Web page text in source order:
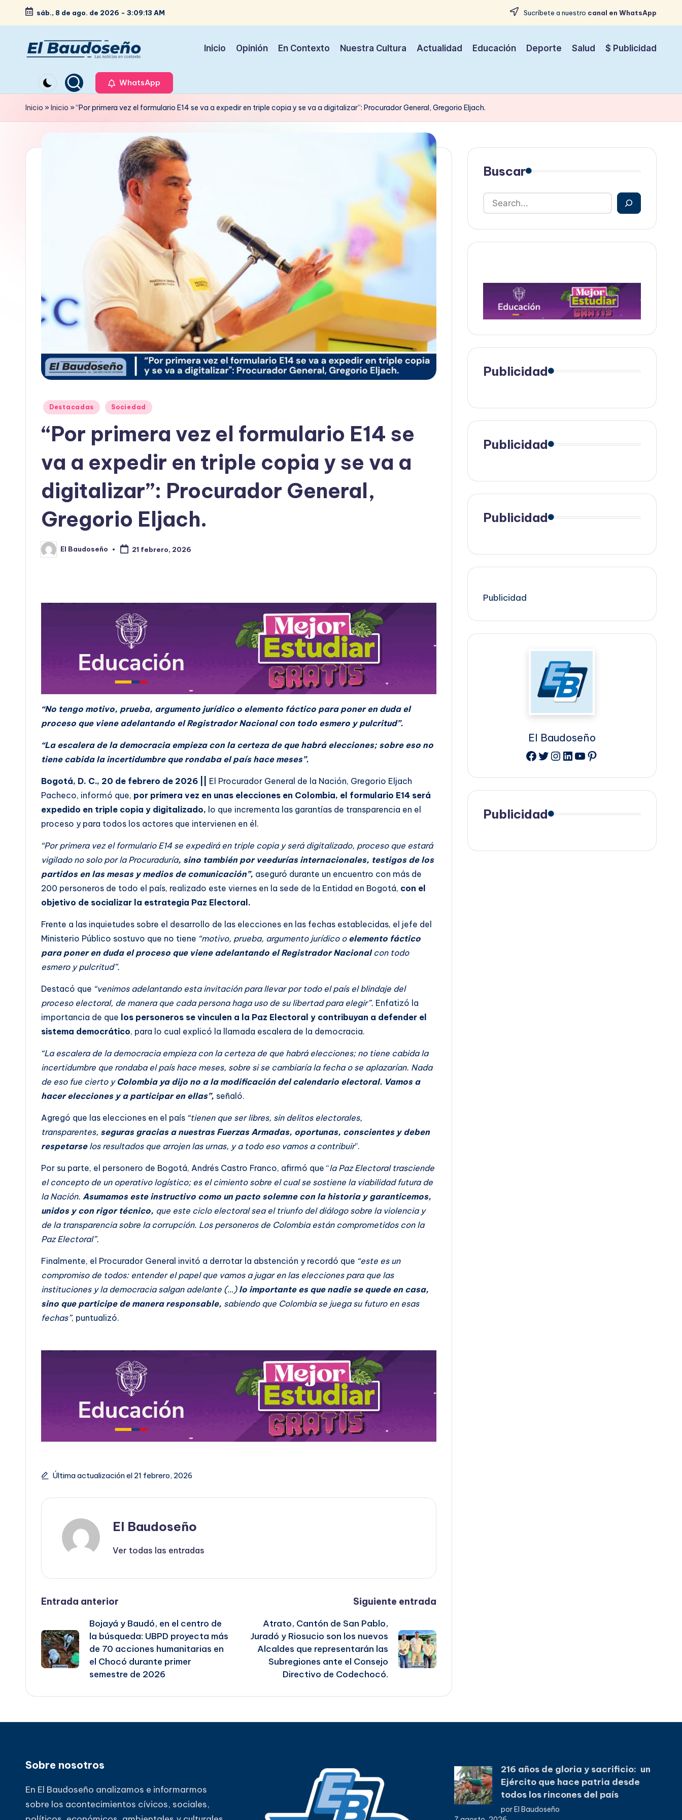
Saltar
contenido
sáb., 8 de ago. de 2026 - 3:09:14 AM Sucríbete a nuestro canal en WhatsApp
e
ri
d
noticias
en
contexto
Inicio Opinión En Contexto Nuestra Cultura Actualidad Educación Deporte Salud $ Publicidad
WhatsApp
Inicio »Inicio »“Por primera vez el formulario E14 se va a expedir en triple copia y se va a digitalizar”: Procurador General, Gregorio Eljach.
Publicado
Destacadas Sociedad
“Por primera vez el formulario E14 se
va a expedir en triple copia y se va a
digitalizar”: Procurador General,
Gregorio Eljach.
Publicado
por
El Baudoseño 21 febrero, 2026
“No tengo motivo, prueba, argumento jurídico o elemento fáctico para poner en duda el
proceso que viene adelantando el Registrador Nacional con todo esmero y pulcritud”.
“La escalera de la democracia empieza con la certeza de que habrá elecciones; sobre eso no
tiene cabida la incertidumbre que rondaba el país hace meses”.
Bogotá, D. C., 20 de febrero de 2026 || El Procurador General de la Nación, Gregorio Eljach
Pacheco, informó que, por primera vez en unas elecciones en Colombia, el formulario E14 será
expedido en triple copia y digitalizado, lo que incrementa las garantías de transparencia en el
proceso y para todos los actores que intervienen en él.
“Por primera vez el formulario E14 se expedirá en triple copia y será digitalizado, proceso que estará
vigilado no solo por la Procuraduría, sino también por veedurías internacionales, testigos de los
partidos en las mesas y medios de comunicación”, aseguró durante un encuentro con más de
200 personeros de todo el país, realizado este viernes en la sede de la Entidad en Bogotá, con el
objetivo de socializar la estrategia Paz Electoral.
Frente a las inquietudes sobre el desarrollo de las elecciones en las fechas establecidas, el jefe del
Ministerio Público sostuvo que no tiene “motivo, prueba, argumento jurídico o elemento fáctico
para poner en duda el proceso que viene adelantando el Registrador Nacionalcon todo
esmero y pulcritud”.
Destacó que “venimos adelantando esta invitación para llevar por todo el país el blindaje del
proceso electoral, de manera que cada persona haga uso de su libertad para elegir”. Enfatizó la
importancia de que los personeros se vinculen a la Paz Electoral y contribuyan a defender el
sistema democrático, para lo cual explicó la llamada escalera de la democracia.
“La escalera de la democracia empieza con la certeza de que habrá elecciones; no tiene cabida la
incertidumbre que rondaba el país hace meses, sobre si se cambiaría la fecha o se aplazarían. Nada
de eso fue cierto yColombia ya dijo no a la modificación del calendario electoral. Vamos a
hacer elecciones y a participar en ellas”, señaló.
Agregó que las elecciones en el país “tienen que ser libres, sin delitos electorales,
transparentes, seguras gracias a nuestras Fuerzas Armadas, oportunas, conscientes y deben
respetarselos resultados que arrojen las urnas, y a todo eso vamos a contribuir”.
Por su parte, el personero de Bogotá, Andrés Castro Franco, afirmó que “la Paz Electoral trasciende
el concepto de un operativo logístico; es el cimiento sobre el cual se sostiene la viabilidad futura de
la Nación. Asumamos este instructivo como un pacto solemne con la historia y garanticemos,
unidos y con rigor técnico, que este ciclo electoral sea el triunfo del diálogo sobre la violencia y
de la transparencia sobre la corrupción. Los personeros de Colombia están comprometidos con la
Paz Electoral”.
Finalmente, el Procurador General invitó a derrotar la abstención y recordó que “este es un
compromiso de todos: entender el papel que vamos a jugar en las elecciones para que las
instituciones y la democracia salgan adelante (…) lo importante es que nadie se quede en casa,
sino que participe de manera responsable, sabiendo que Colombia se juega su futuro en esas
fechas”, puntualizó.
Última actualización el 21 febrero, 2026
El Baudoseño
Ver todas las entradas
Navegación
de
entradas
Entrada anterior
Bojayá y Baudó, en el centro de
la búsqueda: UBPD proyecta más
de 70 acciones humanitarias en
el Chocó durante primer
semestre de 2026
Siguiente entrada
Atrato, Cantón de San Pablo,
Juradó y Riosucio son los nuevos
Alcaldes que representarán las
Subregiones ante el Consejo
Directivo de Codechocó.
Buscar
Publicidad
Publicidad
Publicidad
Publicidad
El Baudoseño
Facebook
Twitter
Instagram
LinkedIn
YouTube
Pinterest
Publicidad
Sobre nosotros
En El Baudoseño analizamos e informarmos
sobre los acontecimientos cívicos, sociales,
216 años de gloria y sacrificio: un
Ejército que hace patria desde
todos los rincones del país
por El Baudoseño